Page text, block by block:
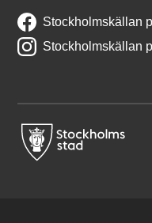
Stockholmskällan
Stockholmskällan